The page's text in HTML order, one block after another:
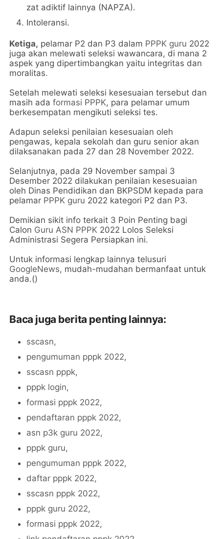
zat adiktif lainnya (NAPZA).
Intoleransi.
Ketiga, pelamar P2 dan P3 dalam PPPK guru 2022
juga akan melewati seleksi wawancara, di mana 2
aspek yang dipertimbangkan yaitu integritas dan
moralitas.
Setelah melewati seleksi kesesuaian tersebut dan
masih adaformasi PPPK, para pelamar umum
berkesempatan mengikuti seleksi tes.
Adapun seleksi penilaian kesesuaian oleh
pengawas, kepala sekolah dan guru senior akan
dilaksanakan pada 27 dan 28 November 2022.
Selanjutnya, pada 29 November sampai 3
Desember 2022 dilakukan penilaian kesesuaian
oleh Dinas Pendidikan dan BKPSDM kepada para
pelamar PPPK guru 2022 kategori P2 dan P3.
Demikian sikit info terkait 3 Poin Penting bagi
Calon Guru ASN PPPK 2022 Lolos Seleksi
Administrasi Segera Persiapkan ini.
Untuk informasi lengkap lainnya telusuri
GoogleNews, mudah-mudahan bermanfaat untuk
anda.()
Baca juga berita penting lainnya:
sscasn,
pengumuman pppk 2022,
sscasn pppk,
pppk login,
formasi pppk 2022,
pendaftaran pppk 2022,
asn p3k guru 2022,
pppk guru,
pengumuman pppk 2022,
daftar pppk 2022,
sscasn pppk 2022,
pppk guru 2022,
formasi pppk 2022,